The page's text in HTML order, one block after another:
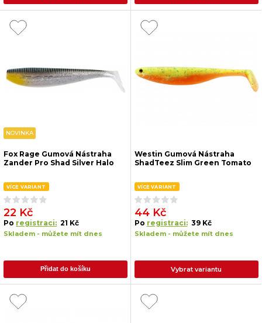
NOVINKA
Fox Rage Gumová Nástraha
Zander Pro Shad Silver Halo
VÍCE VARIANT
22 Kč
Po registraci: 21 Kč
Skladem - můžete mít dnes
Přidat do košíku
Westin Gumová Nástraha
ShadTeez Slim Green Tomato
VÍCE VARIANT
44 Kč
Po registraci: 39 Kč
Skladem - můžete mít dnes
Vybrat variantu